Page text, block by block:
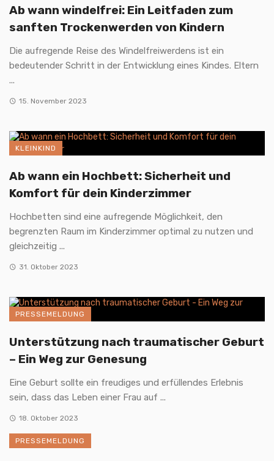
Ab wann windelfrei: Ein Leitfaden zum
sanften Trockenwerden von Kindern
Die aufregende Reise des Windelfreiwerdens ist ein
bedeutender Schritt in der Entwicklung eines Kindes. Eltern
...
15. November 2023
KLEINKIND
Ab wann ein Hochbett: Sicherheit und
Komfort für dein Kinderzimmer
Hochbetten sind eine aufregende Möglichkeit, den
begrenzten Raum im Kinderzimmer optimal zu nutzen und
gleichzeitig ...
31. Oktober 2023
PRESSEMELDUNG
Unterstützung nach traumatischer Geburt
– Ein Weg zur Genesung
Eine Geburt sollte ein freudiges und erfüllendes Erlebnis
sein, dass das Leben einer Frau auf ...
18. Oktober 2023
PRESSEMELDUNG